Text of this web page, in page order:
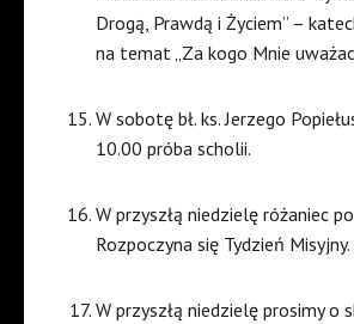
Drogą, Prawdą i Życiem” –
na temat „Za kogo Mnie
W sobotę bł. ks. Jerzego
10.00 próba scholii.
W przyszłą niedzielę różaniec
Rozpoczyna się Tydzień Misyjny.
W przyszłą niedzielę prosimy o